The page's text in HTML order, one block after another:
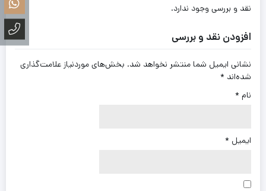
نقد و بررسی وجود ندارد.
افزودن نقد و بررسی
نشانی ایمیل شما منتشر نخواهد شد. بخش‌های موردنیاز علامت‌گذاری
شده‌اند *
نام *
ایمیل *